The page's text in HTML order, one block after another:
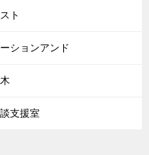
ト
ションアンド
支援室